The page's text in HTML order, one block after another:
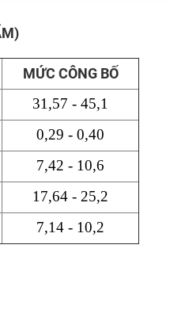
MỨC CÔNG BỐ
31,57 - 45,1
0,29 - 0,40
7,42 - 10,6
17,64 - 25,2
7,14 - 10,2